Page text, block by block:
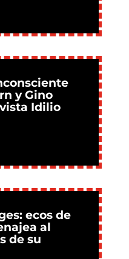
y Gino
Idilio
ecos de
al
de su